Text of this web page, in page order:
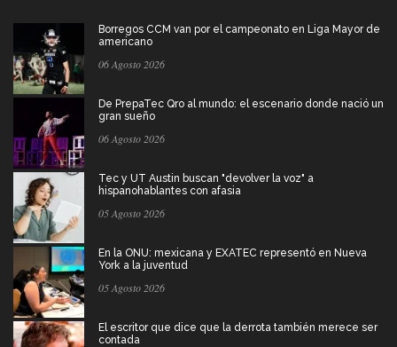
Borregos CCM van por el campeonato en Liga Mayor de
americano
06 Agosto 2026
De PrepaTec Qro al mundo: el escenario donde nació un
gran sueño
06 Agosto 2026
Tec y UT Austin buscan "devolver la voz" a
hispanohablantes con afasia
05 Agosto 2026
En la ONU: mexicana y EXATEC representó en Nueva
York a la juventud
05 Agosto 2026
El escritor que dice que la derrota también merece ser
contada